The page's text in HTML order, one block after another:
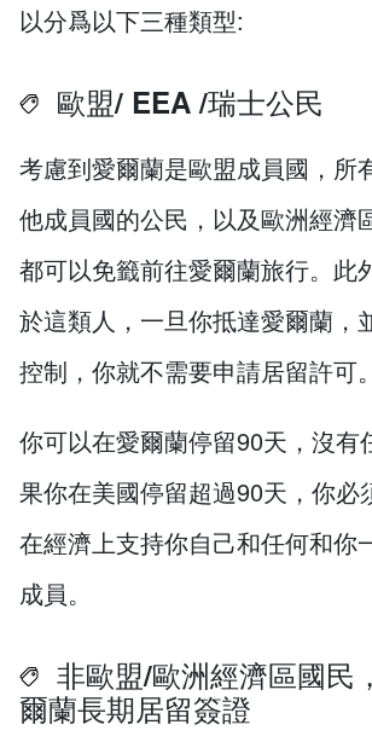
以分爲以下三種類型:
歐盟/ EEA /瑞士公民
考慮到愛爾蘭是歐盟成員國，所
他成員國的公民，以及歐洲經濟
都可以免籤前往愛爾蘭旅行。此
於這類人，一旦你抵達愛爾蘭，
控制，你就不需要申請居留許可。
你可以在愛爾蘭停留90天，沒有
果你在美國停留超過90天，你必
在經濟上支持你自己和任何和你
成員。
非歐盟/歐洲經濟區國民
爾蘭長期居留簽證